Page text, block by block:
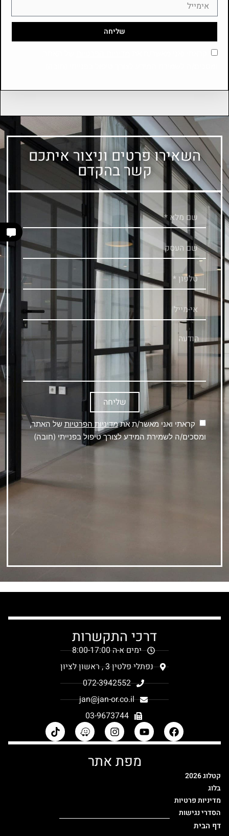
שליחה
השאירו פרטים וניצור איתכם
קשר בהקדם
שליחה
קראתי ואני מאשר/ת אתמדיניות הפרטיות של האתר,
ומסכים/ה לשמירת המידע לצורך טיפול בפנייתי (חובה)
מפת אתר
קטלוג 2026
בלוג
מדיניות פרטיות
הסדרי נגישות
דף הבית
דרכי התקשרות
ימים א-ה 8:00-17:00
נפתלי פלטין 3 , ראשון לציון
072-3942552
jan@jan-or.co.il
03-9673744